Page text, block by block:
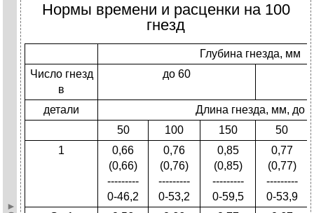
Нормы времени и расценки на 100
гнезд
Глубина гнезда, мм
Число гнезд
в
до 60
детали
Длина гнезда, мм, до
50
100 150
50
1
0,66
(0,66)
---------
0-46,2
0,76
(0,76)
---------
0-53,2
0,85
(0,85)
---------
0-59,5
0,77
(0,77)
---------
0-53,9